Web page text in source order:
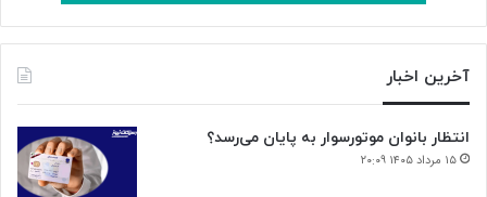
آخرین اخبار
انتظار بانوان موتورسوار به پایان می‌رسد؟
۱۵ مرداد ۱۴۰۵ ۲۰:۰۹